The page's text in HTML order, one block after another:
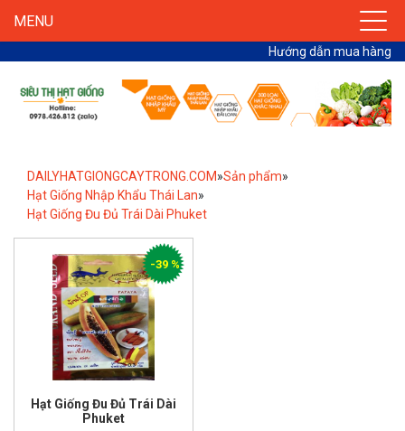
MENU
Hướng dẫn mua hàng
DAILYHATGIONGCAYTRONG.COM»Sản phẩm»
Hạt Giống Nhập Khẩu Thái Lan»
Hạt Giống Đu Đủ Trái Dài Phuket
Hạt Giống Đu Đủ Trái Dài
Phuket
-39 %